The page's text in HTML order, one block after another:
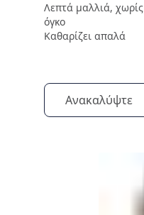
Λεπτά μαλλιά, χωρίς
όγκο
Καθαρίζει απαλά
Ανακαλύψτε